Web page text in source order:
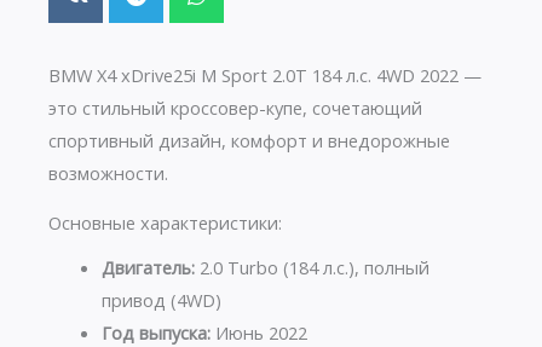
BMW X4 xDrive25i M Sport 2.0T 184 л.с. 4WD 2022 —
это стильный кроссовер-купе, сочетающий
спортивный дизайн, комфорт и внедорожные
возможности.
Основные характеристики:
Двигатель:2.0 Turbo (184 л.с.), полный
привод (4WD)
Год выпуска:Июнь 2022